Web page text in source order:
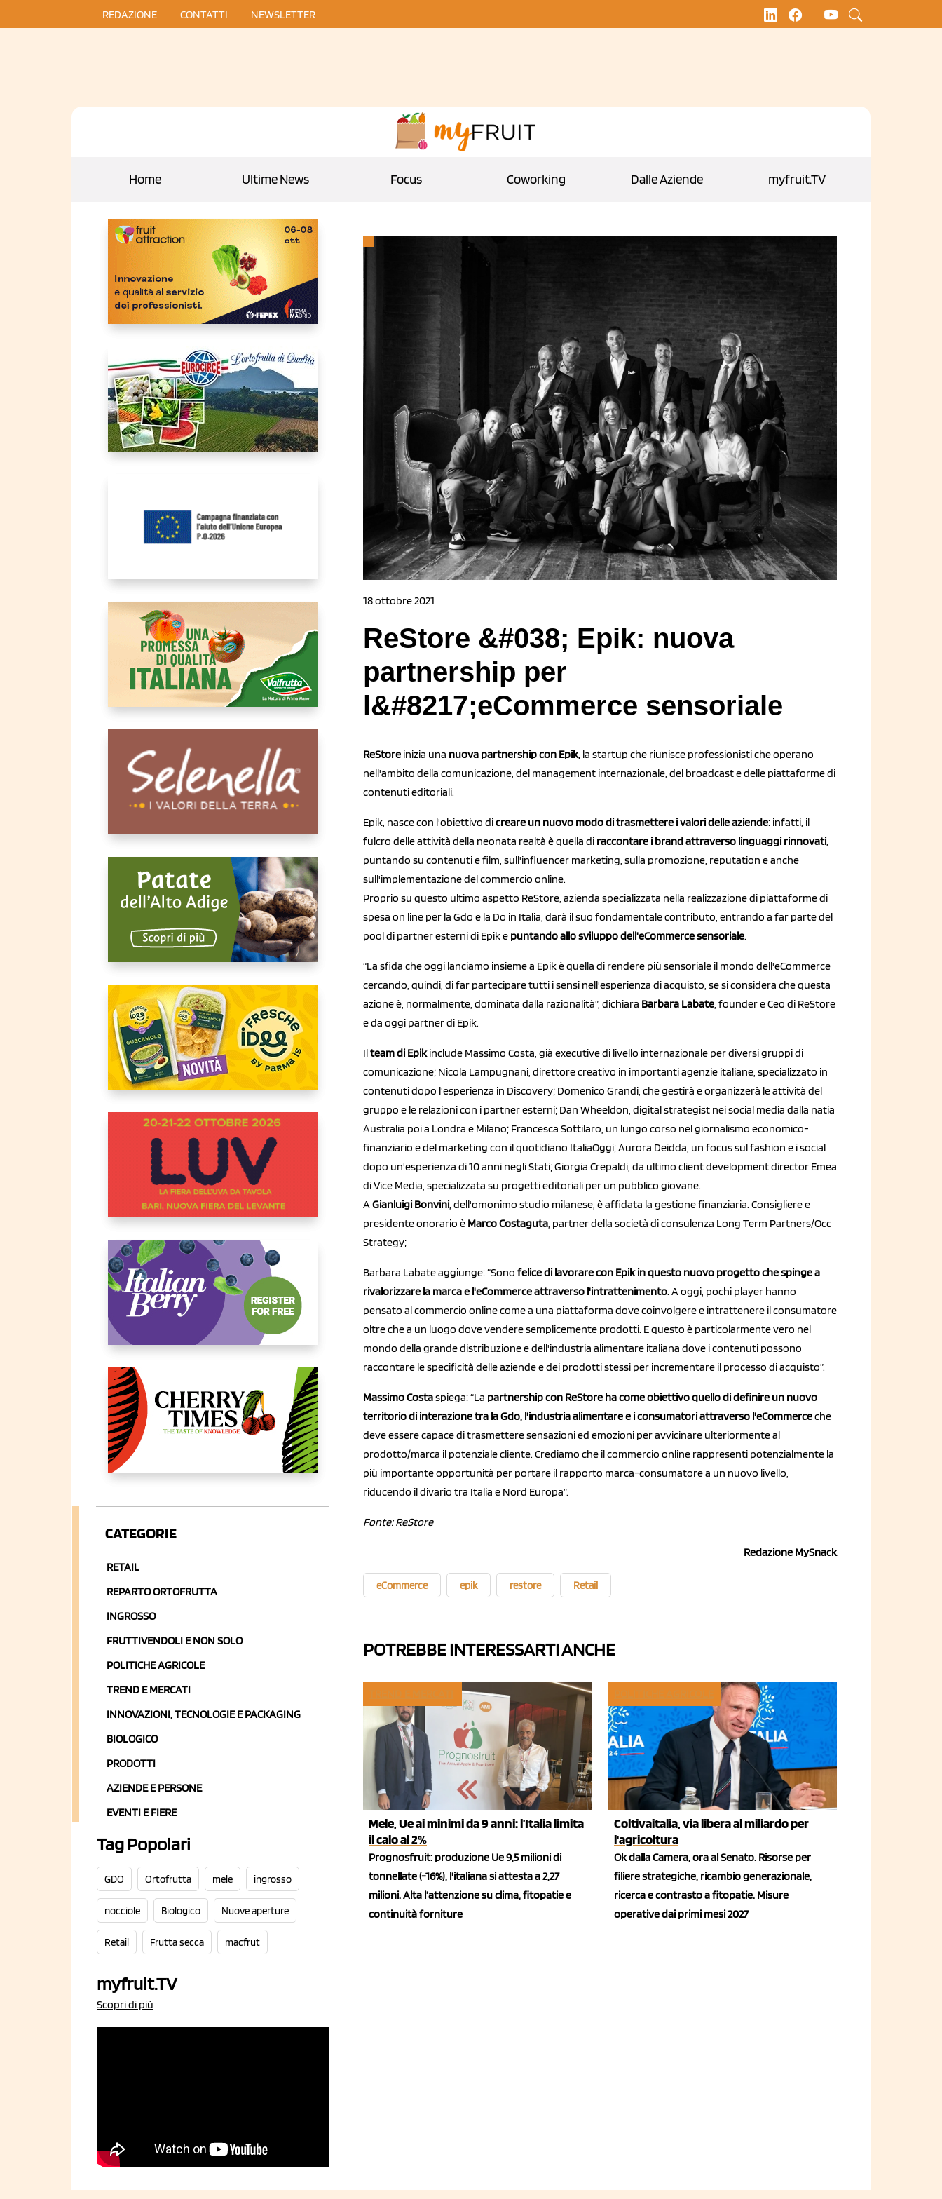
REDAZIONE CONTATTI NEWSLETTER
Home Ultime News Focus Coworking Dalle Aziende myfruit.TV
CATEGORIE
RETAIL
REPARTO ORTOFRUTTA
INGROSSO
FRUTTIVENDOLI E NON SOLO
POLITICHE AGRICOLE
TREND E MERCATI
INNOVAZIONI, TECNOLOGIE E PACKAGING
BIOLOGICO
PRODOTTI
AZIENDE E PERSONE
EVENTI E FIERE
Tag Popolari
GDO Ortofrutta mele ingrosso
nocciole Biologico Nuove aperture
Retail Frutta secca macfrut
myfruit.TV
Scopri di più
18 ottobre 2021
ReStore &#038; Epik: nuova
partnership per
l&#8217;eCommerce sensoriale
ReStore inizia una nuova partnership con Epik, la startup che riunisce professionisti che operano
nell'ambito della comunicazione, del management internazionale, del broadcast e delle piattaforme di
contenuti editoriali.
Epik, nasce con l'obiettivo dicreare un nuovo modo di trasmettere i valori delle aziende: infatti, il
fulcro delle attività della neonata realtà è quella di raccontare i brand attraverso linguaggi rinnovati,
puntando su contenuti e film, sull'influencer marketing, sulla promozione, reputation e anche
sull'implementazione del commercio online.
Proprio su questo ultimo aspetto ReStore, azienda specializzata nella realizzazione di piattaforme di
spesa on line per la Gdo e la Do in Italia, darà il suo fondamentale contributo, entrando a far parte del
pool di partner esterni di Epik e puntando allo sviluppo dell'eCommerce sensoriale.
“La sfida che oggi lanciamo insieme a Epik è quella di rendere più sensoriale il mondo dell'eCommerce
cercando, quindi, di far partecipare tutti i sensi nell'esperienza di acquisto, se si considera che questa
azione è, normalmente, dominata dalla razionalità”, dichiara Barbara Labate, founder e Ceo di ReStore
e da oggi partner di Epik.
Ilteam di Epikinclude Massimo Costa, già executive di livello internazionale per diversi gruppi di
comunicazione; Nicola Lampugnani, direttore creativo in importanti agenzie italiane, specializzato in
contenuti dopo l'esperienza in Discovery; Domenico Grandi, che gestirà e organizzerà le attività del
gruppo e le relazioni con i partner esterni; Dan Wheeldon, digital strategist nei social media dalla natia
Australia poi a Londra e Milano; Francesca Sottilaro, un lungo corso nel giornalismo economico-
finanziario e del marketing con il quotidiano ItaliaOggi; Aurora Deidda, un focus sul fashion e i social
dopo un'esperienza di 10 anni negli Stati; Giorgia Crepaldi, da ultimo client development director Emea
di Vice Media, specializzata su progetti editoriali per un pubblico giovane.
AGianluigi Bonvini, dell'omonimo studio milanese, è affidata la gestione finanziaria. Consigliere e
presidente onorario è Marco Costaguta, partner della società di consulenza Long Term Partners/Occ
Strategy;
Barbara Labate aggiunge: “Sono felice di lavorare con Epik in questo nuovo progetto che spinge a
rivalorizzare la marca e l'eCommerce attraverso l'intrattenimento. A oggi, pochi player hanno
pensato al commercio online come a una piattaforma dove coinvolgere e intrattenere il consumatore
oltre che a un luogo dove vendere semplicemente prodotti. E questo è particolarmente vero nel
mondo della grande distribuzione e dell'industria alimentare italiana dove i contenuti possono
raccontare le specificità delle aziende e dei prodotti stessi per incrementare il processo di acquisto”.
Massimo Costaspiega: “La partnership con ReStore ha come obiettivo quello di definire un nuovo
territorio di interazione tra la Gdo, l'industria alimentare e i consumatori attraverso l'eCommerceche
deve essere capace di trasmettere sensazioni ed emozioni per avvicinare ulteriormente al
prodotto/marca il potenziale cliente. Crediamo che il commercio online rappresenti potenzialmente la
più importante opportunità per portare il rapporto marca-consumatore a un nuovo livello,
riducendo il divario tra Italia e Nord Europa”.
Fonte: ReStore
Redazione MySnack
eCommerce epik restore Retail
POTREBBE INTERESSARTI ANCHE
Mele, Ue ai minimi da 9 anni: l’Italia limita
il calo al 2%
Prognosfruit: produzione Ue 9,5 milioni di
tonnellate (-16%), l'italiana si attesta a 2,27
milioni. Alta l’attenzione su clima, fitopatie e
continuità forniture
Coltivaitalia, via libera al miliardo per
l'agricoltura
Ok dalla Camera, ora al Senato. Risorse per
filiere strategiche, ricambio generazionale,
ricerca e contrasto a fitopatie. Misure
operative dai primi mesi 2027